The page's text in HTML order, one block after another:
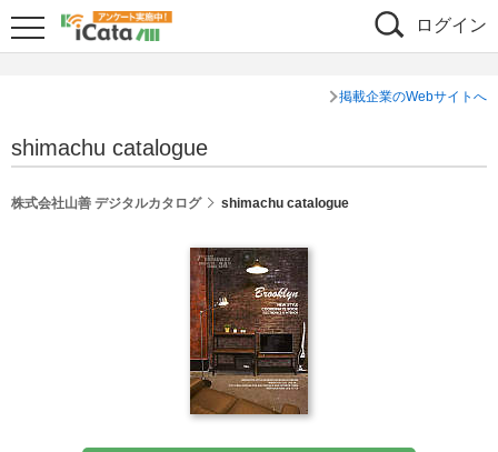
ログイン
掲載企業のWebサイトへ
shimachu catalogue
株式会社山善 デジタルカタログ shimachu catalogue